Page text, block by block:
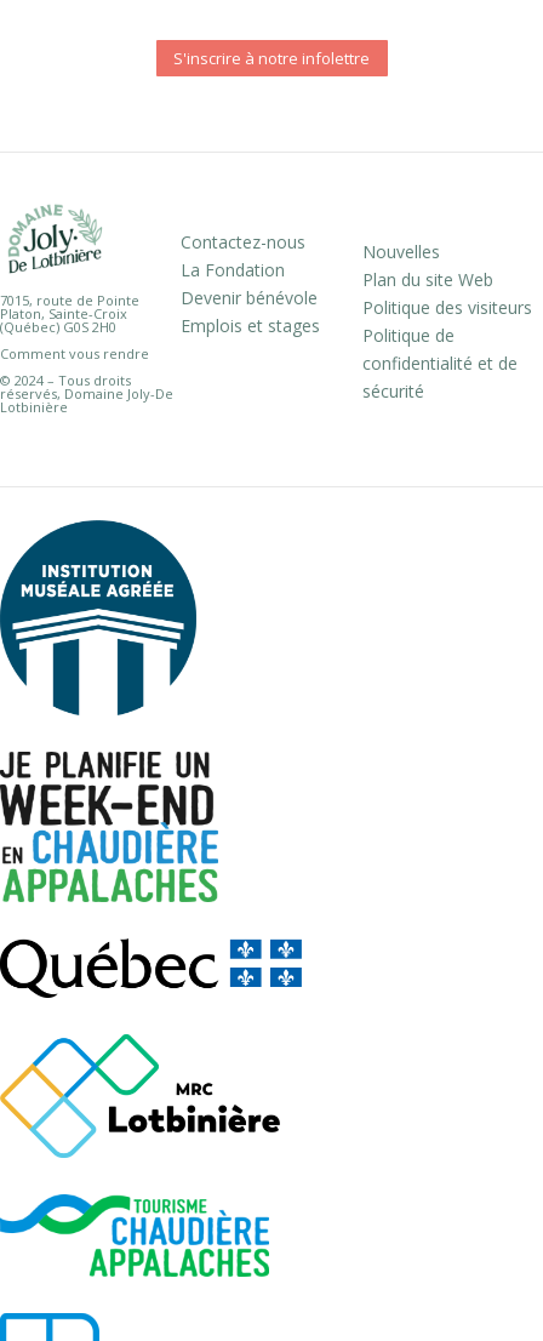
S'inscrire à notre infolettre
7015, route de Pointe
Platon, Sainte-Croix
(Québec) G0S 2H0
Comment vous rendre
© 2024 – Tous droits
réservés, Domaine Joly-De
Lotbinière
Contactez-nous
La Fondation
Devenir bénévole
Emplois et stages
Nouvelles
Plan du site Web
Politique des visiteurs
Politique de
confidentialité et de
sécurité